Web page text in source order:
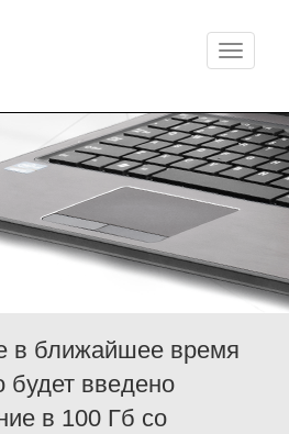
Меню
в ближайшее время
будет введено
в 100 Гб со